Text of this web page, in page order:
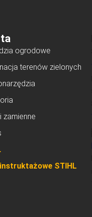
ogrodowe
terenów zielonych
zamienne
STIHL